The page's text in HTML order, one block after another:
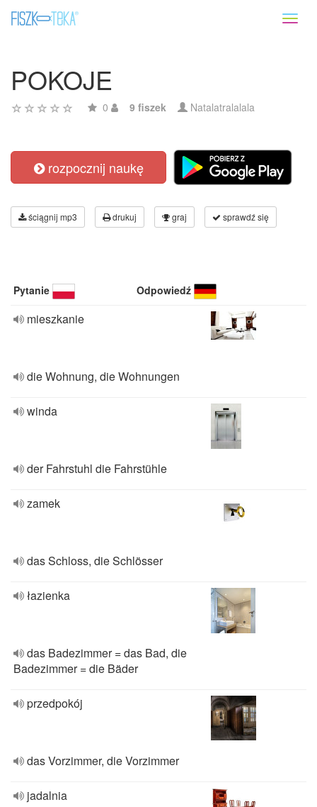
POKOJE
0 9 fiszek Natalatralalala
rozpocznij naukę
ściągnij mp3 drukuj graj sprawdź się
Pytanie Odpowiedź
mieszkanie
die Wohnung, die Wohnungen
winda
der Fahrstuhl die Fahrstühle
zamek
das Schloss, die Schlösser
łazienka
das Badezimmer = das Bad, die
Badezimmer = die Bäder
przedpokój
das Vorzimmer, die Vorzimmer
jadalnia